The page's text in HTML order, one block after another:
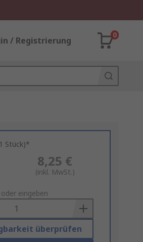
/ Registrierung
0
Stück)*
8,25 €
(inkl. MwSt.)
eingeben
überprüfen